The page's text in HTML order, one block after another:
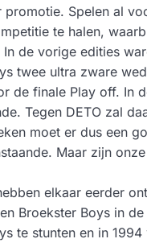
promotie. Spelen al
te halen,
de vorige edities
twee ultra zware
de finale Play off. In
Tegen DETO zal
moet er dus een
Maar zijn
elkaar eerder
Broekster Boys in
te stunten en in